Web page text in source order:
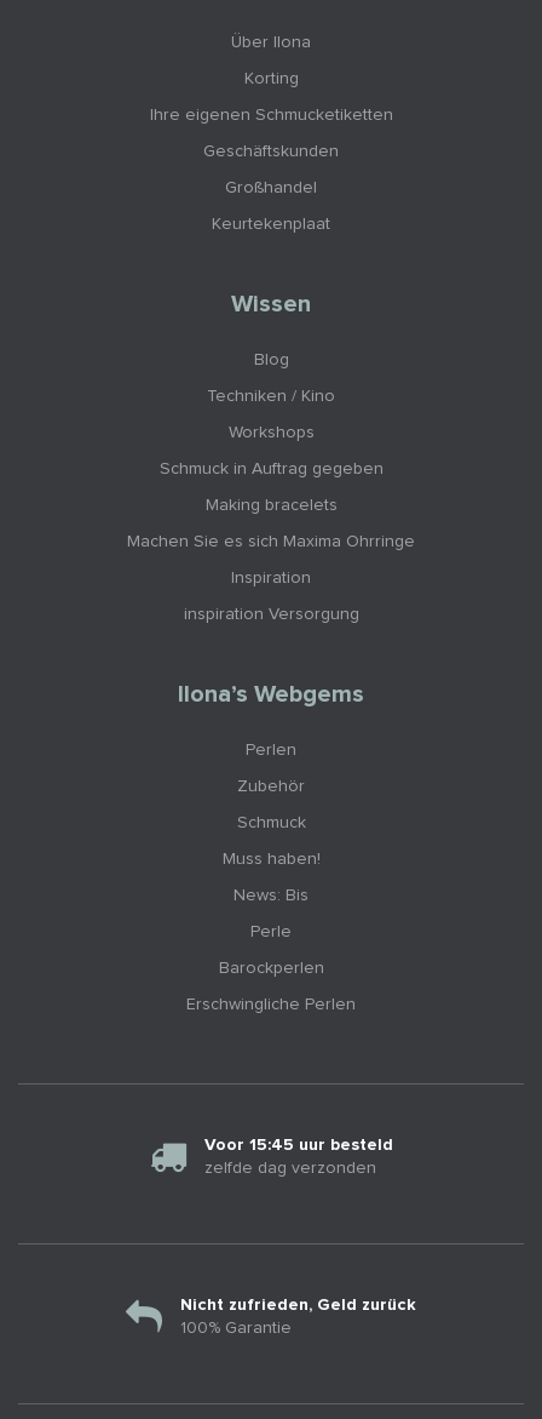
Über Ilona
Korting
Ihre eigenen Schmucketiketten
Geschäftskunden
Großhandel
Keurtekenplaat
Wissen
Blog
Techniken / Kino
Workshops
Schmuck in Auftrag gegeben
Making bracelets
Machen Sie es sich Maxima Ohrringe
Inspiration
inspiration Versorgung
Ilona’s Webgems
Perlen
Zubehör
Schmuck
Muss haben!
News: Bis
Perle
Barockperlen
Erschwingliche Perlen
Voor 15:45 uur besteld
zelfde dag verzonden
Nicht zufrieden, Geld zurück
100% Garantie